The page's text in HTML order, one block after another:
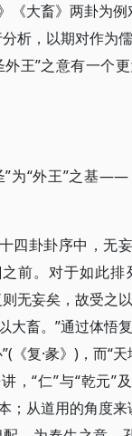
《大畜》两卦为例
析，以期对作为
外王”之意有一个
”为“外王”之基
四卦卦序中，无
前。对于如此排
无妄矣，故受之
大畜。”通过体悟
《复·彖》)，而“
，“仁”与“乾元”
；从道用的角度